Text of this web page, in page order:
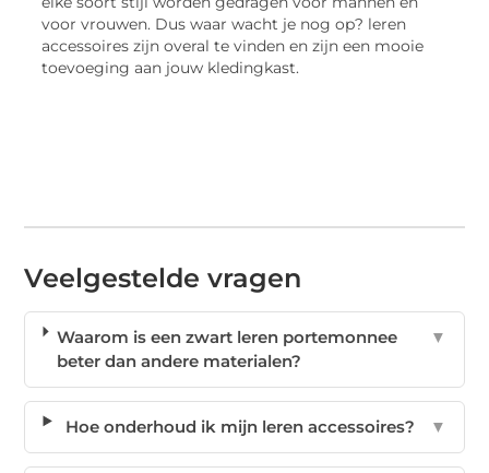
voor vrouwen. Dus waar wacht je nog op? leren
accessoires zijn overal te vinden en zijn een mooie
toevoeging aan jouw kledingkast.
Veelgestelde vragen
Waarom is een zwart leren portemonnee
beter dan andere materialen?
▼
Hoe onderhoud ik mijn leren accessoires? ▼